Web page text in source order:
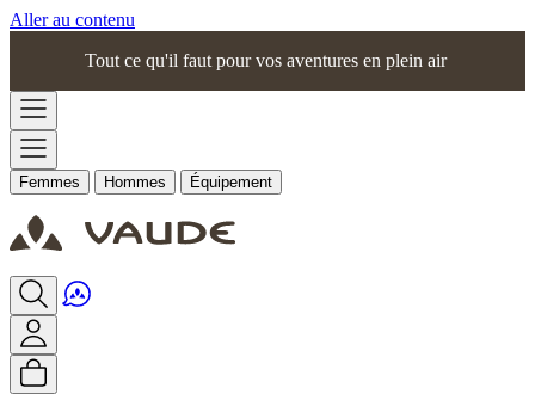
Aller au contenu
Tout ce qu'il faut pour vos aventures en plein air
Femmes Hommes Équipement